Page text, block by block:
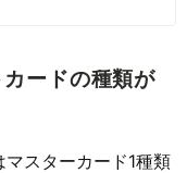
ードの種類が
スターカード1種類